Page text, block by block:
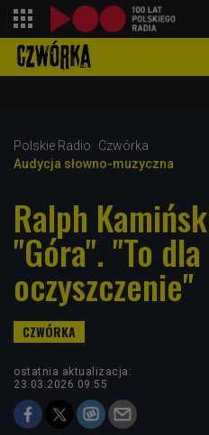
Polskie Radio
Czwórka
Audycja słowno-muzyczna
Ralph
"Góra". "To
oczyszczenie"
ostatnia aktualizacja:
23.03.2026 09:55